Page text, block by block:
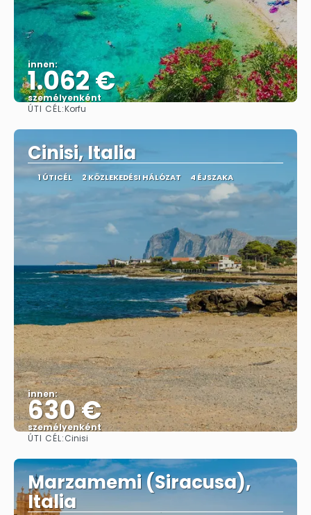
innen:
1.062 €
személyenként
ÚTI CÉL:Korfu
Cinisi, Italia
1 ÚTICÉL 2 KÖZLEKEDÉSI HÁLÓZAT 4 ÉJSZAKA
innen:
630 €
személyenként
ÚTI CÉL:Cinisi
Marzamemi (Siracusa),
Italia